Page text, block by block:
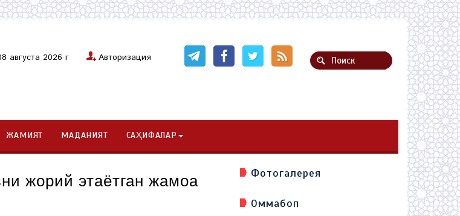
августа 2026 г Авторизация
ЖАМИЯТ МАДАНИЯТ САҲИФАЛАР
жорий этаётган жамоа Фотогалерея
Оммабоп